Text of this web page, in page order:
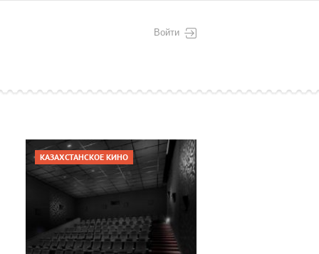
Войти
КАЗАХСТАНСКОЕ КИНО